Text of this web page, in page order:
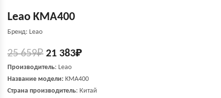
Leao KMA400
Бренд: Leao
25 659₽ 21 383₽
Производитель: Leao
Название модели: KMA400
Страна производитель: Китай